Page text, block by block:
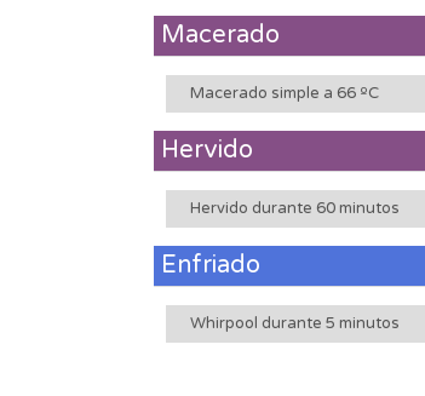
Macerado
Macerado simple a 66 ºC
Hervido
Hervido durante 60 minutos
Enfriado
Whirpool durante 5 minutos